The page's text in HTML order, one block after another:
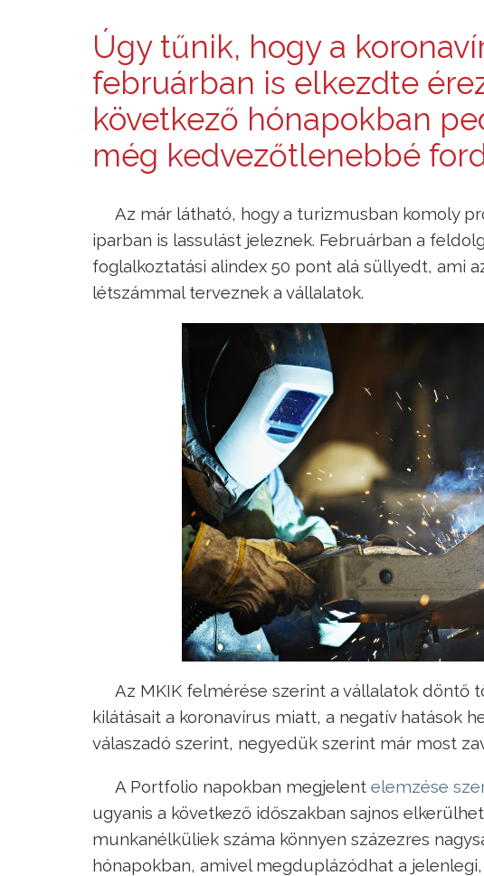
Úgy tűnik, hogy a
februárban is elkezdte
következő hónapokban
még kedvezőtlenebbé
Az már látható, hogy a turizmusban komoly
iparban is lassulást jeleznek. Februárban a
foglalkoztatási alindex 50 pont alá süllyedt, ami
létszámmal terveznek a vállalatok.
Az MKIK felmérése szerint a vállalatok döntő
kilátásait a koronavírus miatt, a negatív hatások
válaszadó szerint, negyedük szerint már most
A Portfolio napokban megjelent elemzése
ugyanis a következő időszakban sajnos
munkanélküliek száma könnyen százezres
hónapokban, amivel megduplázódhat a